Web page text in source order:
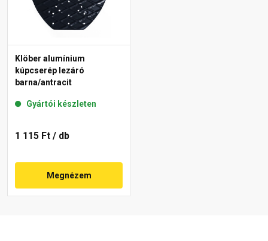
Klöber alumínium
kúpcserép lezáró
barna/antracit
Gyártói készleten
1 115 Ft / db
Megnézem